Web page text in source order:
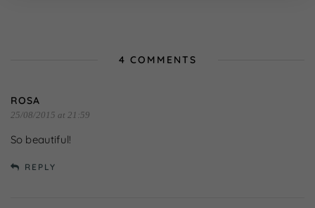
4 COMMENTS
ROSA
25/08/2015 at 21:59
So beautiful!
REPLY